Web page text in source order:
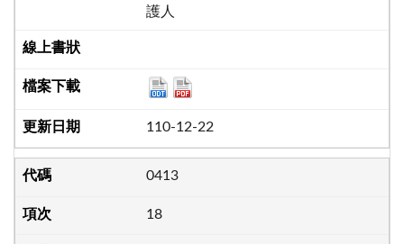
護人
110-12-22
0413
18